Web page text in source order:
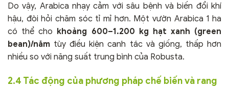
Do vậy, Arabica nhạy cảm với sâu bệnh và biến đổi khí
hậu, đòi hỏi chăm sóc tỉ mỉ hơn. Một vườn Arabica 1 ha
có thể cho khoảng 600–1.200 kg hạt xanh (green
bean)/năm tùy điều kiện canh tác và giống, thấp hơn
nhiều so với năng suất trung bình của Robusta.
2.4 Tác động của phương pháp chế biến và rang